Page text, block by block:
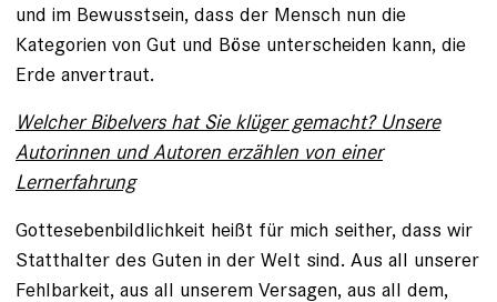
und im Bewusstsein, dass der Mensch nun die
Kategorien von Gut und Böse unter­scheiden kann, die
Erde anvertraut.
Welcher Bibelvers hat Sie klüger gemacht? Unsere
Autorinnen und Autoren erzählen von einer
Lernerfahrung
Gottesebenbildlichkeit heißt für mich seither, dass wir
Statthalter des Guten in der Welt sind. Aus all unserer
Fehlbarkeit, aus all unserem Versagen, aus all dem,